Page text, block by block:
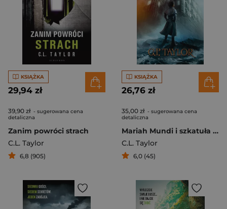
KSIĄŻKA
29,94 zł
39,90 zł - sugerowana cena
detaliczna
Zanim powróci strach
C.L. Taylor
6,8 (905)
KSIĄŻKA
26,76 zł
35,00 zł - sugerowana cena
detaliczna
Mariah Mundi i szkatuła Midasa
C.L. Taylor
6,0 (45)